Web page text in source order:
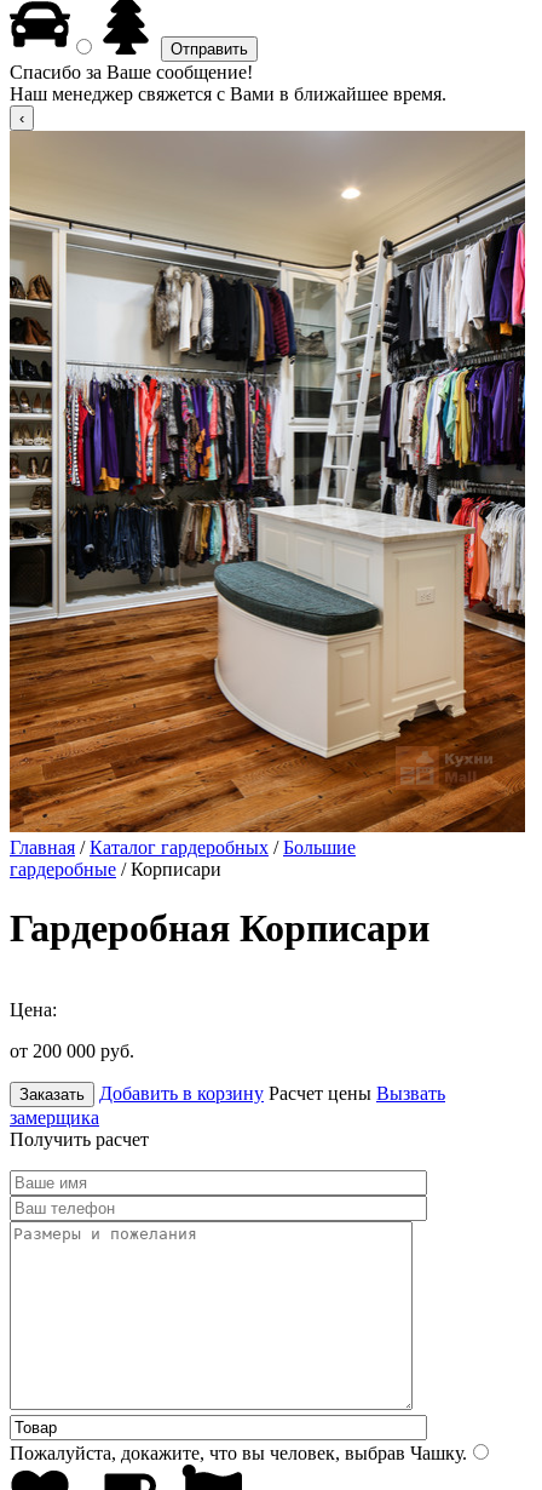
Спасибо за Ваше сообщение!
Наш менеджер свяжется с Вами в ближайшее время.
Главная /Каталог гардеробных /Большие
гардеробные / Корписари
Гардеробная Корписари
Цена:
от 200 000 руб.
Заказать Добавить в корзину Расчет цены Вызвать
замерщика
Получить расчет
Пожалуйста, докажите, что вы человек, выбрав Чашку.